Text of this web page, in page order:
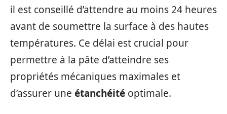
il est conseillé d’attendre au moins 24 heures
avant de soumettre la surface à des hautes
températures. Ce délai est crucial pour
permettre à la pâte d’atteindre ses
propriétés mécaniques maximales et
d’assurer une étanchéité optimale.